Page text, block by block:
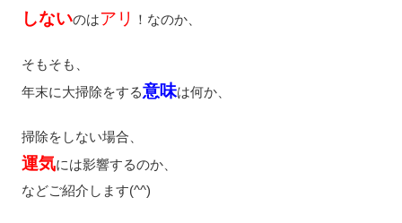
しないのはアリ ！なのか、
そもそも、
年末に大掃除をする意味は何か、
掃除をしない場合、
運気には影響するのか、
などご紹介します(^^)